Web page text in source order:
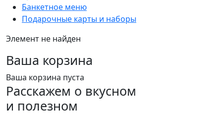
Банкетное меню
Подарочные карты и наборы
Элемент не найден
Ваша корзина
Ваша корзина пуста
Расскажем о вкусном
и полезном